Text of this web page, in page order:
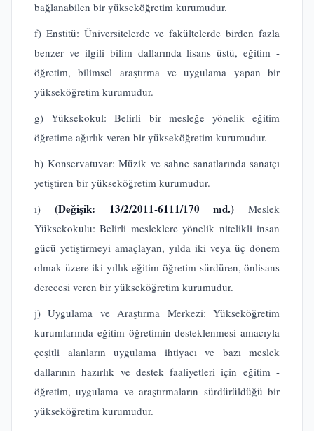
bağlanabilen bir yükseköğretim kurumudur.
f) Enstitü: Üniversitelerde ve fakültelerde birden fazla
benzer ve ilgili bilim dallarında lisans üstü, eğitim -
öğretim, bilimsel araştırma ve uygulama yapan bir
yükseköğretim kurumudur.
g) Yüksekokul: Belirli bir mesleğe yönelik eğitim
öğretime ağırlık veren bir yükseköğretim kurumudur.
h) Konservatuvar: Müzik ve sahne sanatlarında sanatçı
yetiştiren bir yükseköğretim kurumudur.
ı) (Değişik: 13/2/2011-6111/170 md.) Meslek
Yüksekokulu: Belirli mesleklere yönelik nitelikli insan
gücü yetiştirmeyi amaçlayan, yılda iki veya üç dönem
olmak üzere iki yıllık eğitim-öğretim sürdüren, önlisans
derecesi veren bir yükseköğretim kurumudur.
j) Uygulama ve Araştırma Merkezi: Yükseköğretim
kurumlarında eğitim öğretimin desteklenmesi amacıyla
çeşitli alanların uygulama ihtiyacı ve bazı meslek
dallarının hazırlık ve destek faaliyetleri için eğitim -
öğretim, uygulama ve araştırmaların sürdürüldüğü bir
yükseköğretim kurumudur.